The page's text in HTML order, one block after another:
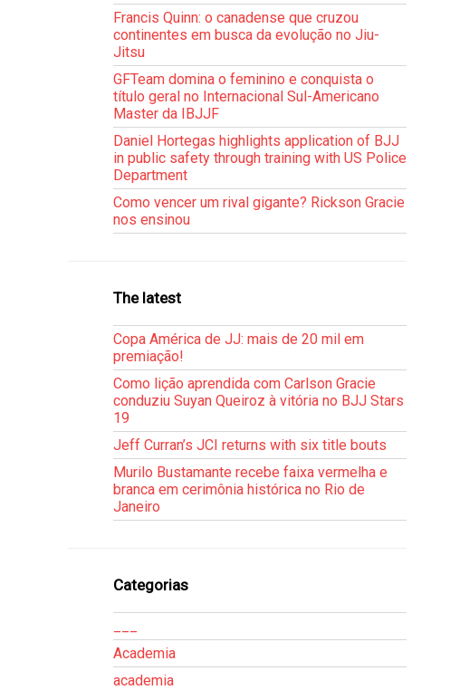
Francis Quinn: o canadense que cruzou
continentes em busca da evolução no Jiu-
Jitsu
GFTeam domina o feminino e conquista o
título geral no Internacional Sul-Americano
Master da IBJJF
Daniel Hortegas highlights application of BJJ
in public safety through training with US Police
Department
Como vencer um rival gigante? Rickson Gracie
nos ensinou
The latest
Copa América de JJ: mais de 20 mil em
premiação!
Como lição aprendida com Carlson Gracie
conduziu Suyan Queiroz à vitória no BJJ Stars
19
Jeff Curran’s JCI returns with six title bouts
Murilo Bustamante recebe faixa vermelha e
branca em cerimônia histórica no Rio de
Janeiro
Categorias
Academia
academia